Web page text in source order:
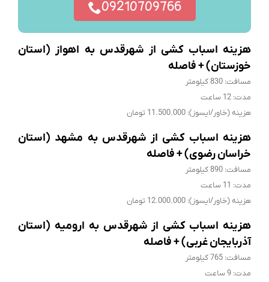
09210709766
هزینه اسباب کشی از شهرقدس به اهواز (استان
خوزستان) + فاصله
مسافت: 830 کیلومتر
مدت: 12 ساعت
هزینه (خاور/ایسوز): 11.500.000 تومان
هزینه اسباب کشی از شهرقدس به مشهد (استان
خراسان رضوی) + فاصله
مسافت: 890 کیلومتر
مدت: 11 ساعت
هزینه (خاور/ایسوز): 12.000.000 تومان
هزینه اسباب کشی از شهرقدس به ارومیه (استان
آذربایجان غربی) + فاصله
مسافت: 765 کیلومتر
مدت: 9 ساعت